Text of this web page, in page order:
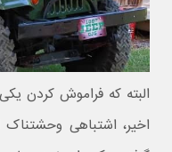
البته که فراموش کردن